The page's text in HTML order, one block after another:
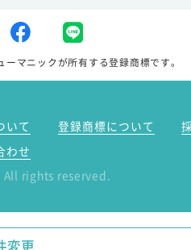
マニックが所有する登録商標です。
いて 登録商標について
わせ
All rights reserved.
変更